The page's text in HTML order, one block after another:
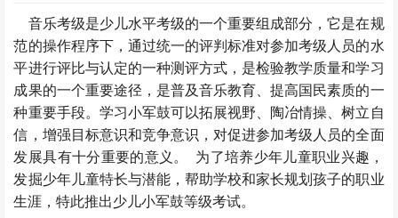
音乐考级是少儿水平考级的一个重要组成部分，它是在规
范的操作程序下，通过统一的评判标准对参加考级人员的水
平进行评比与认定的一种测评方式，是检验教学质量和学习
成果的一个重要途径，是普及音乐教育、提高国民素质的一
种重要手段。学习小军鼓可以拓展视野、陶冶情操、树立自
信，增强目标意识和竞争意识，对促进参加考级人员的全面
发展具有十分重要的意义。 为了培养少年儿童职业兴趣，
发掘少年儿童特长与潜能，帮助学校和家长规划孩子的职业
生涯，特此推出少儿小军鼓等级考试。